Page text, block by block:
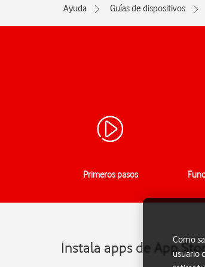
Ayuda Guías de dispositivos
Primeros pasos
Instala apps de AppComo
usuario